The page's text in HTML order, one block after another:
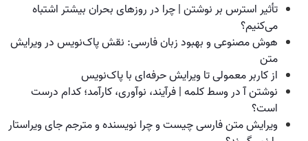
تأثیر استرس بر نوشتن | چرا در روزهای بحران بیشتر اشتباه
می‌کنیم؟
هوش مصنوعی و بهبود زبان فارسی: نقش پاک‌نویس در ویرایش
متن
از کاربر معمولی تا ویرایش حرفه‌ای با پاک‌نویس
نوشتن آ در وسط کلمه | فرآیند، نوآوری، کارآمد؛ کدام درست
است؟
ویرایش متن فارسی چیست و چرا نویسنده و مترجم جای ویراستار